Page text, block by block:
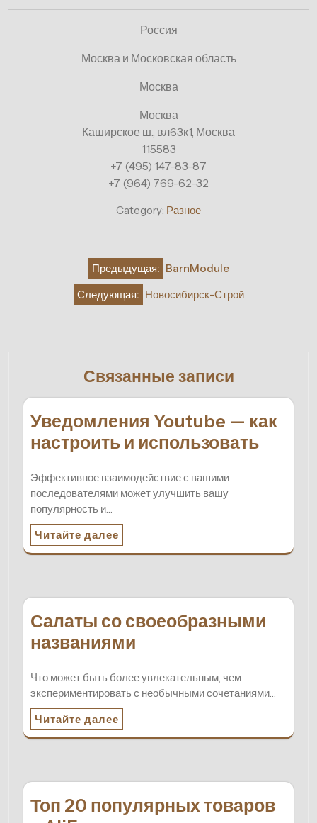
Россия
Москва и Московская область
Москва
Москва
Каширское ш., вл63к1, Москва
115583
+7 (495) 147-83-87
+7 (964) 769-62-32
Category: Разное
Навигация
записям
Предыдущая: BarnModule
Следующая: Новосибирск-Строй
Связанные записи
Уведомления Youtube — как
настроить и использовать
Эффективное взаимодействие с вашими
последователями может улучшить вашу
популярность и…
Читайте далее
Салаты со своеобразными
названиями
Что может быть более увлекательным, чем
экспериментировать с необычными сочетаниями…
Читайте далее
Топ 20 популярных товаров